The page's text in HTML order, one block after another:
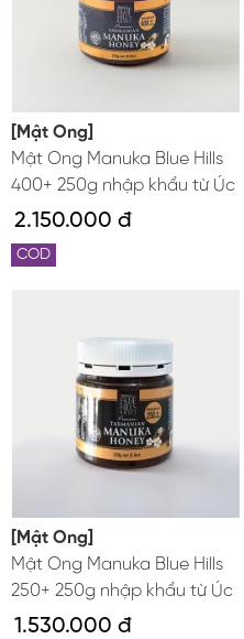
[Mật Ong]
Mật Ong Manuka Blue Hills
400+ 250g nhập khẩu từ Úc
2.150.000 đ
COD
[Mật Ong]
Mật Ong Manuka Blue Hills
250+ 250g nhập khẩu từ Úc
1.530.000 đ